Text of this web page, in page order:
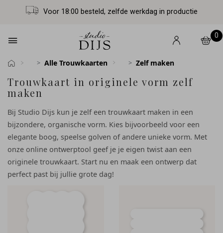
Voor 18:00 besteld, zelfde werkdag in productie
0
Alle Trouwkaarten Zelf maken
Trouwkaart in originele vorm zelf
maken
Bij Studio Dijs kun je zelf een trouwkaart maken in een
bijzondere, organische vorm. Kies bijvoorbeeld voor een
elegante boog, speelse golven of andere unieke vorm. Met
onze online ontwerptool geef je je eigen twist aan een
originele trouwkaart. Start nu en maak een ontwerp dat
perfect past bij jullie grote dag!